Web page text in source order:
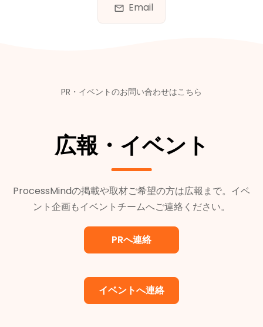
Email
PR・イベントのお問い合わせはこちら
広報・イベント
ProcessMindの掲載や取材ご希望の方は広報まで。イベ
ント企画もイベントチームへご連絡ください。
PRへ連絡
イベントへ連絡